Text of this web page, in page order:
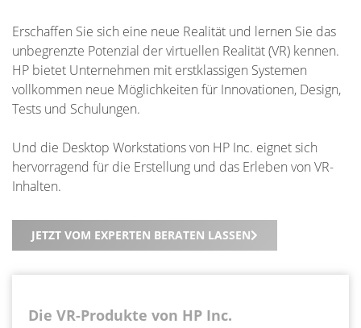
Erschaffen Sie sich eine neue Realität und lernen Sie das
unbegrenzte Potenzial der virtuellen Realität (VR) kennen.
HP bietet Unternehmen mit erstklassigen Systemen
vollkommen neue Möglichkeiten für Innovationen, Design,
Tests und Schulungen.
Und die Desktop Workstations von HP Inc. eignet sich
hervorragend für die Erstellung und das Erleben von VR-
Inhalten.
JETZT VOM EXPERTEN BERATEN LASSEN
Die VR-Produkte von HP Inc.